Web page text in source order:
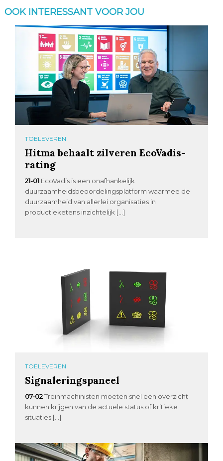
OOK INTERESSANT VOOR JOU
TOELEVEREN
Hitma behaalt zilveren EcoVadis-
rating
21-01 EcoVadis is een onafhankelijk
duurzaamheidsbeoordelingsplatform waarmee de
duurzaamheid van allerlei organisaties in
productieketens inzichtelijk […]
TOELEVEREN
Signaleringspaneel
07-02 Treinmachinisten moeten snel een overzicht
kunnen krijgen van de actuele status of kritieke
situaties […]